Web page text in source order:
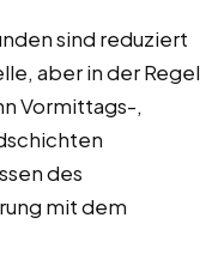
sind reduziert
aber in der Regel
Vormittags-,
des
mit dem